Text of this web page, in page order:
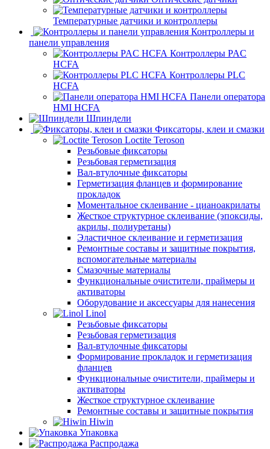
Температурные датчики и контроллеры
Контроллеры и
панели управления
Контроллеры PAC
HCFA
Контроллеры PLC
HCFA
Панели оператора
HMI HCFA
Шпиндели
Фиксаторы, клеи и смазки
Loctite Teroson
Резьбовые фиксаторы
Резьбовая герметизация
Вал-втулочные фиксаторы
Герметизация фланцев и формирование
прокладок
Моментальное склеивание - цианоакрилаты
Жесткое структурное склеивание (эпоксиды,
акрилы, полиуретаны)
Эластичное склеивание и герметизация
Ремонтные составы и защитные покрытия,
вспомогательные материалы
Смазочные материалы
Функциональные очистители, праймеры и
активаторы
Оборудование и аксессуары для нанесения
Linol
Резьбовые фиксаторы
Резьбовая герметизация
Вал-втулочные фиксаторы
Формирование прокладок и герметизация
фланцев
Функциональные очистители, праймеры и
активаторы
Жесткое структурное склеивание
Ремонтные составы и защитные покрытия
Hiwin
Упаковка
Распродажа